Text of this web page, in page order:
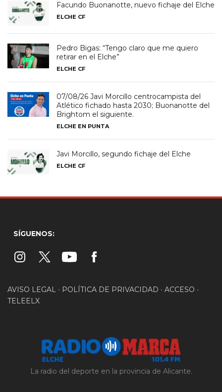
Facundo Buonanotte, nuevo fichaje del Elche
ELCHE CF
Pedro Bigas: “Tengo claro que me quiero
retirar en el Elche”
ELCHE CF
07/08/26 Javi Morcillo centrocampista del
Atlético fichado hasta 2030; Buonanotte del
Brightom el siguiente.
ELCHE EN PUNTA
Javi Morcillo, segundo fichaje del Elche
ELCHE CF
SÍGUENOS:
AVISO LEGAL • POLÍTICA DE PRIVACIDAD • ACCESO •
TELEELX
La radio del deporte en la provincia de Alicante.